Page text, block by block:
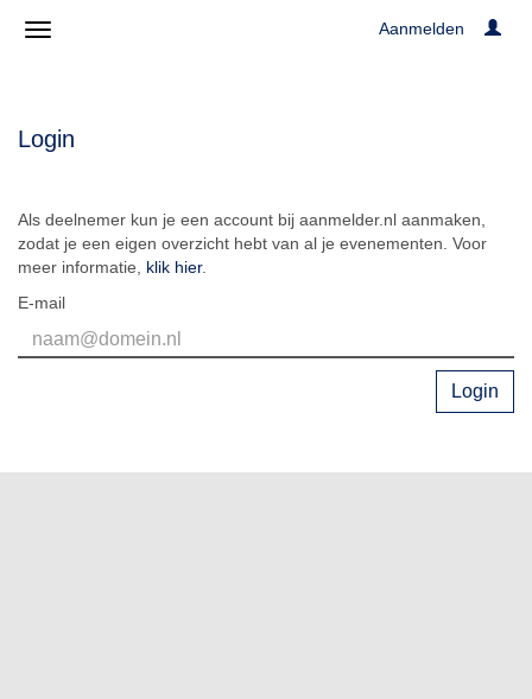
Aanmelden
Login
Als deelnemer kun je een account bij aanmelder.nl aanmaken,
zodat je een eigen overzicht hebt van al je evenementen. Voor
meer informatie, klik hier.
E-mail
Login